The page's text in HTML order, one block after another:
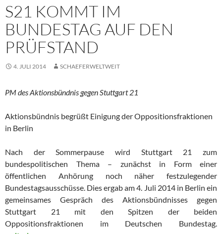
S21 KOMMT IM
BUNDESTAG AUF DEN
PRÜFSTAND
4. JULI 2014 SCHAEFERWELTWEIT
PM des Aktionsbündnis gegen Stuttgart 21
Aktionsbündnis begrüßt Einigung der Oppositionsfraktionen
in Berlin
Nach der Sommerpause wird Stuttgart 21 zum
bundespolitischen Thema – zunächst in Form einer
öffentlichen Anhörung noch näher festzulegender
Bundestagsausschüsse. Dies ergab am 4. Juli 2014 in Berlin ein
gemeinsames Gespräch des Aktionsbündnisses gegen
Stuttgart 21 mit den Spitzen der beiden
Oppositionsfraktionen im Deutschen Bundestag.